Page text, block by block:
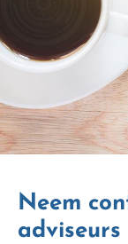
Neem
adviseurs